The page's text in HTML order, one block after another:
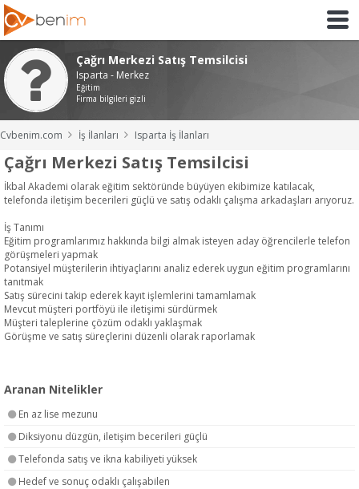
Çağrı Merkezi Satış Temsilcisi
Isparta - Merkez
Eğitim
Firma bilgileri gizli
Cvbenim.com İş İlanları Isparta İş İlanları
Çağrı Merkezi Satış Temsilcisi
İkbal Akademi olarak eğitim sektöründe büyüyen ekibimize katılacak,
telefonda iletişim becerileri güçlü ve satış odaklı çalışma arkadaşları arıyoruz.
İş Tanımı
Eğitim programlarımız hakkında bilgi almak isteyen aday öğrencilerle telefon
görüşmeleri yapmak
Potansiyel müşterilerin ihtiyaçlarını analiz ederek uygun eğitim programlarını
tanıtmak
Satış sürecini takip ederek kayıt işlemlerini tamamlamak
Mevcut müşteri portföyü ile iletişimi sürdürmek
Müşteri taleplerine çözüm odaklı yaklaşmak
Görüşme ve satış süreçlerini düzenli olarak raporlamak
Aranan Nitelikler
En az lise mezunu
Diksiyonu düzgün, iletişim becerileri güçlü
Telefonda satış ve ikna kabiliyeti yüksek
Hedef ve sonuç odaklı çalışabilen